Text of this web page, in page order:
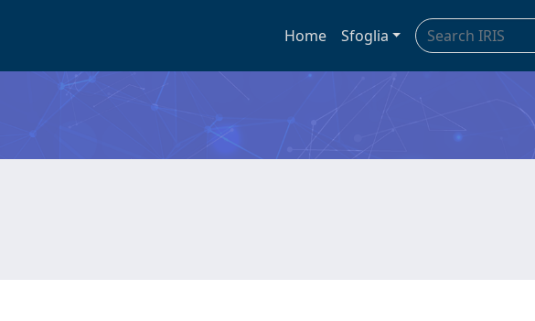
Home Sfoglia